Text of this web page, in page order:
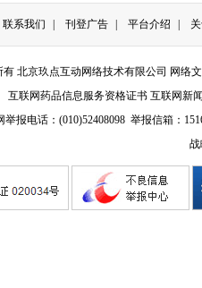
联系我们 刊登广告 平台介绍
有 北京玖点互动网络技术有限公司 网络
互联网药品信息服务资格证书 互联网新
报电话：(010)52408098 举报信箱：